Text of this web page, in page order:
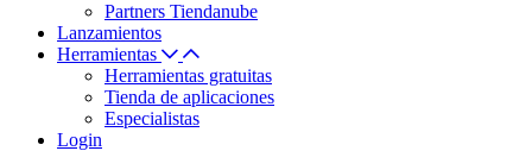
Partners Tiendanube
Lanzamientos
Herramientas
Herramientas gratuitas
Tienda de aplicaciones
Especialistas
Login